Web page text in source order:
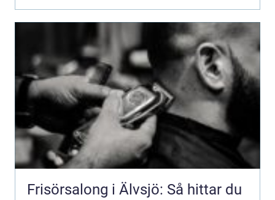
Frisörsalong i Älvsjö: Så hittar du